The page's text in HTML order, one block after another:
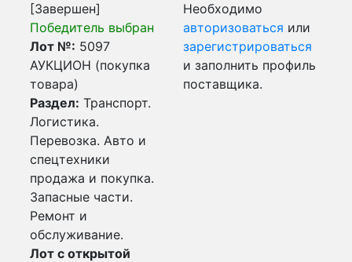
[Завершен]
Победитель выбран
Лот №: 5097
АУКЦИОН (покупка
товара)
Раздел: Транспорт.
Логистика.
Перевозка. Авто и
спецтехники
продажа и покупка.
Запасные части.
Ремонт и
обслуживание.
Лот с открытой
Необходимо
авторизоваться или
зарегистрироваться
и заполнить профиль
поставщика.